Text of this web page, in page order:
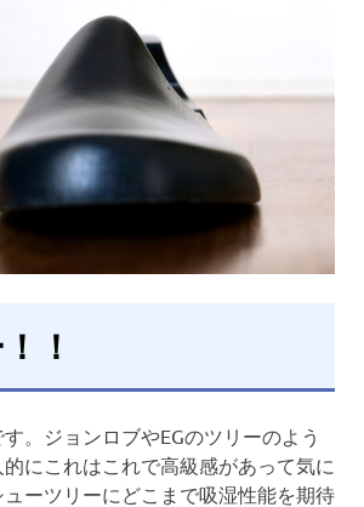
！
。ジョンロブやEGのツリーのよう
にこれはこれで高級感があって気に
ューツリーにどこまで吸湿性能を期待